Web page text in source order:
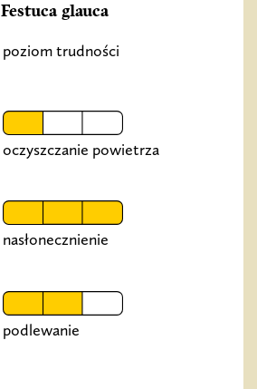
Festuca glauca
poziom trudności
oczyszczanie powietrza
nasłonecznienie
podlewanie